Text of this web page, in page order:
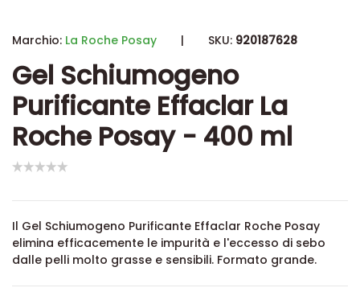
Marchio: La Roche Posay | SKU: 920187628
Gel Schiumogeno
Purificante Effaclar La
Roche Posay - 400 ml
Il Gel Schiumogeno Purificante Effaclar Roche Posay
elimina efficacemente le impurità e l'eccesso di sebo
dalle pelli molto grasse e sensibili. Formato grande.